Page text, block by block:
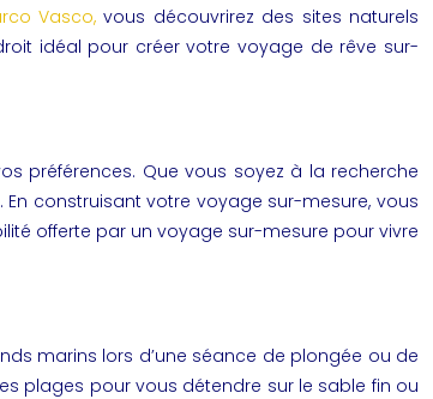
Vasco, vous découvrirez des sites naturels
idéal pour créer votre voyage de rêve sur-
préférences. Que vous soyez à la recherche
En construisant votre voyage sur-mesure, vous
offerte par un voyage sur-mesure pour vivre
marins lors d’une séance de plongée ou de
plages pour vous détendre sur le sable fin ou